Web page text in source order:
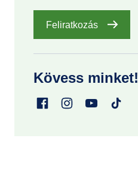
Feliratkozás
Kövess minket!